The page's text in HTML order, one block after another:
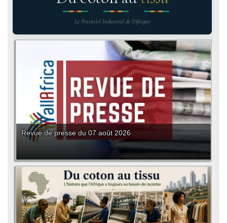
Le Potentiel Industriel de l'Afrique
Revue de presse du 07 août 2026